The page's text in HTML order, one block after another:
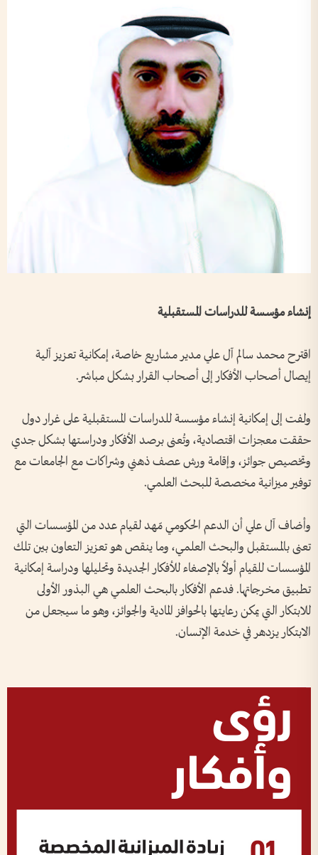
إنشاء مؤسسة للدراسات المستقبلية
اقترح محمد سالم آل علي مدير مشاريع خاصة، إمكانية تعزيز آلية
إيصال أصحاب الأفكار إلى أصحاب القرار بشكل مباشر.
ولفت إلى إمكانية إنشاء مؤسسة للدراسات المستقبلية على غرار دول
حققت معجزات اقتصادية، وتُعنى برصد الأفكار ودراستها بشكل جدي
وتخصيص جوائز، وإقامة ورش عصف ذهني وشراكات مع الجامعات مع
توفير ميزانية مخصصة للبحث العلمي.
وأضاف آل علي أن الدعم الحكومي مّهد لقيام عدد من المؤسسات التي
تعنى بالمستقبل والبحث العلمي، وما ينقص هو تعزيز التعاون بين تلك
المؤسسات للقيام أولاً بالإصغاء للأفكار الجديدة وتحليلها ودراسة إمكانية
تطبيق مخرجاتها. فدعم الأفكار بالبحث العلمي هي البذور الأولى
للابتكار التي يمكن رعايتها بالحوافز المادية والجوائز، وهو ما سيجعل من
الابتكار يزدهر في خدمة الإنسان.